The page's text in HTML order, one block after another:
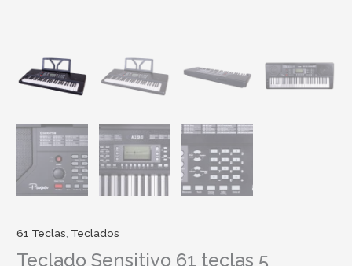
61 Teclas Teclados
Teclado Sensitivo 61 teclas 5